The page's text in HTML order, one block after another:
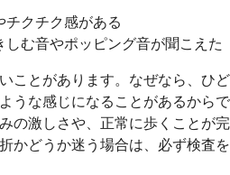
チクチク感がある
む音やポッピング音が聞こえた
ことがあります。なぜなら、ひど
うな感じになることがあるからで
の激しさや、正常に歩くことが完
かどうか迷う場合は、必ず検査を